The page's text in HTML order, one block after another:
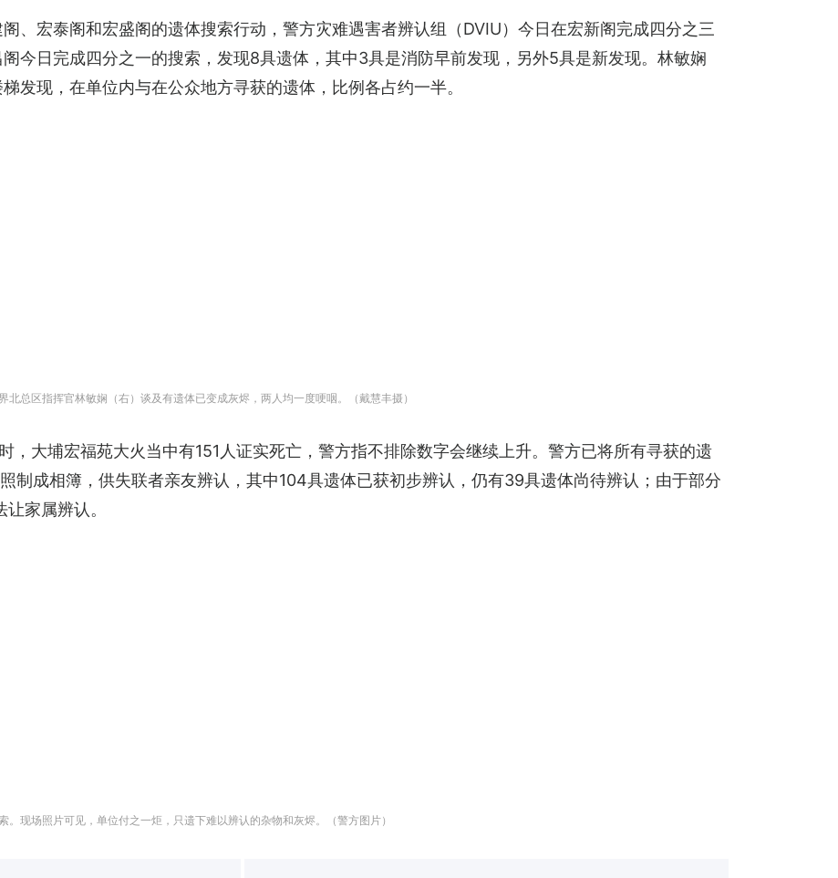
、宏泰阁和宏盛阁的遗体搜索行动，警方灾难遇害者辨认组（DVIU）今日在宏新阁完成四分之三
今日完成四分之一的搜索，发现8具遗体，其中3具是消防早前发现，另外5具是新发现。林敏娴
发现，在单位内与在公众地方寻获的遗体，比例各占约一半。
总区指挥官林敏娴（右）谈及有遗体已变成灰烬，两人均一度哽咽。（戴慧丰摄）
，大埔宏福苑大火当中有151人证实死亡，警方指不排除数字会继续上升。警方已将所有寻获的遗
制成相簿，供失联者亲友辨认，其中104具遗体已获初步辨认，仍有39具遗体尚待辨认；由于部分
家属辨认。
现场照片可见，单位付之一炬，只遗下难以辨认的杂物和灰烬。（警方图片）